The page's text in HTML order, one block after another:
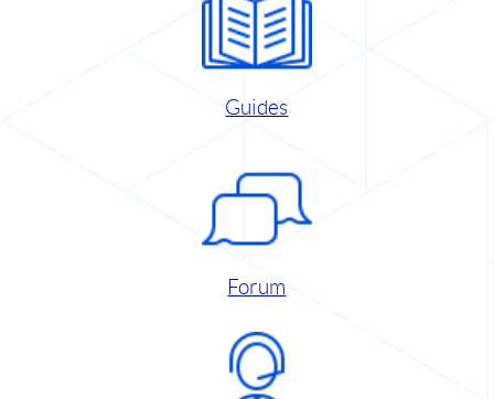
Guides
Forum